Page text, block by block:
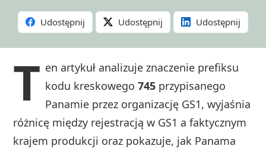
Udostępnij Udostępnij Udostępnij
T en artykuł analizuje znaczenie prefiksu
kodu kreskowego745 przypisanego
Panamie przez organizację GS1, wyjaśnia
różnicę między rejestracją w GS1 a faktycznym
krajem produkcji oraz pokazuje, jak Panama